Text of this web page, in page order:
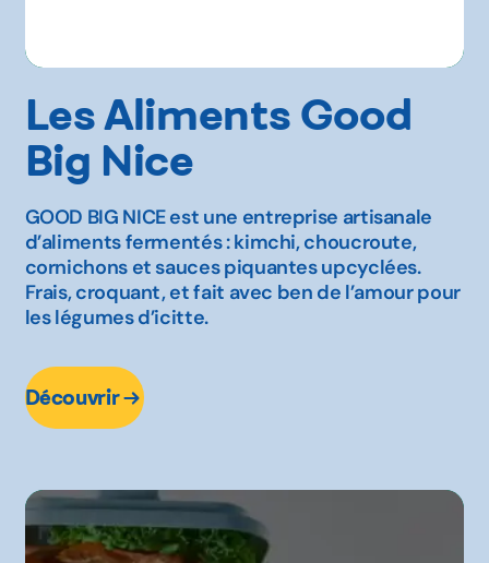
Les Aliments Good
Big Nice
GOOD BIG NICE est une entreprise artisanale
d’aliments fermentés : kimchi, choucroute,
cornichons et sauces piquantes upcyclées.
Frais, croquant, et fait avec ben de l’amour pour
les légumes d’icitte.
Découvrir